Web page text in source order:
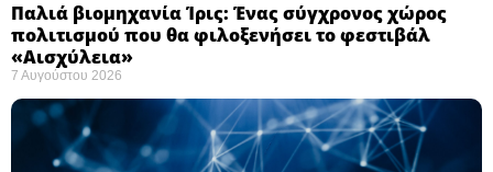
Παλιά βιομηχανία Ίρις: Ένας σύγχρονος χώρος
πολιτισμού που θα φιλοξενήσει το φεστιβάλ
«Αισχύλεια» ​
7 Αυγούστου 2026